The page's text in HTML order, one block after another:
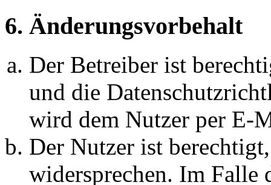
6. Änderungsvorbehalt
Der Betreiber ist
und die
wird dem Nutzer per E-
Der Nutzer ist
widersprechen. Im Falle